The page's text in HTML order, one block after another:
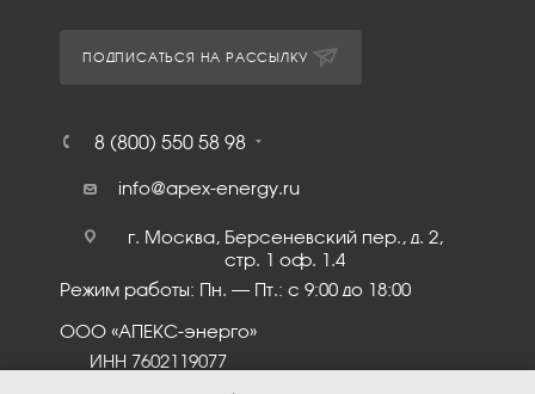
ПОДПИСАТЬСЯ НА РАССЫЛКУ
8 (800) 550 58 98
info@apex-energy.ru
г. Москва, Берсеневский пер., д. 2,
стр. 1 оф. 1.4
Режим работы: Пн. – Пт.: с 9:00 до 18:00
ООО «АПЕКС-энерго»
ИНН 7602119077